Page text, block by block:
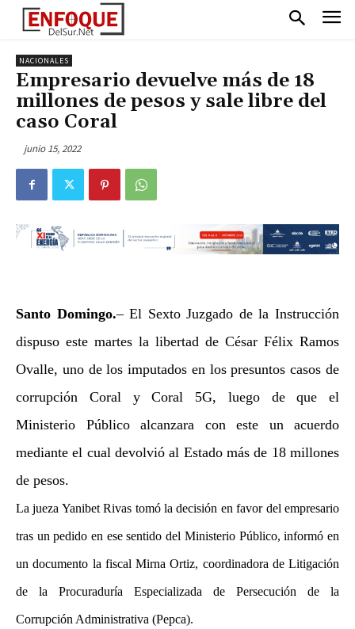
NACIONALES
Empresario devuelve más de 18
millones de pesos y sale libre del
caso Coral
junio 15, 2022
Santo Domingo.– El Sexto Juzgado de la Instrucción
dispuso este martes la libertad de César Félix Ramos
Ovalle, uno de los imputados en los presuntos casos de
corrupción Coral y Coral 5G, luego de que el
Ministerio Público alcanzara con este un acuerdo
mediante el cual devolvió al Estado más de 18 millones
de pesos.
La jueza Yanibet Rivas tomó la decisión en favor del empresario
tras un pedido en ese sentido del Ministerio Público, informó en
un documento la fiscal Mirna Ortiz, coordinadora de Litigación
de la Procuraduría Especializada de Persecución de la
Corrupción Administrativa (Pepca).